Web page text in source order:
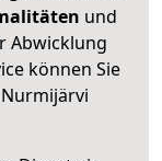
und
Abwicklung
können Sie